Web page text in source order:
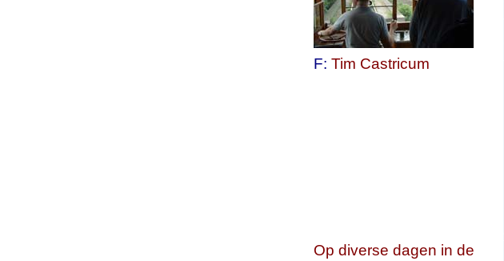
F: Tim Castricum
Op diverse dagen in de